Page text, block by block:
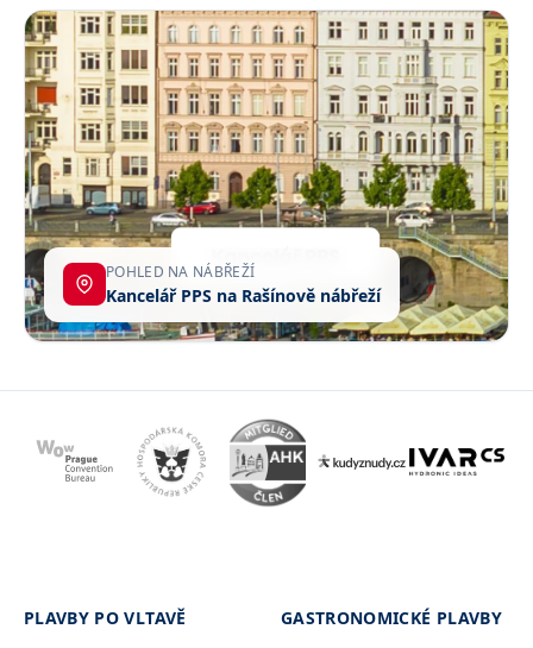
POHLED NA NÁBŘEŽÍ
Kancelář PPS na Rašínově nábřeží
PLAVBY PO VLTAVĚ
GASTRONOMICKÉ PLAVBY